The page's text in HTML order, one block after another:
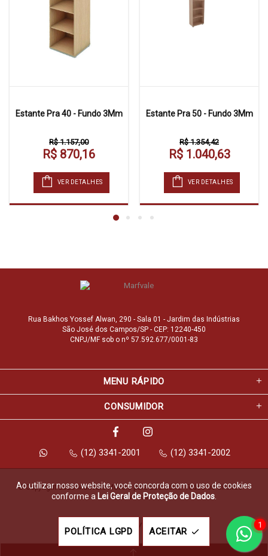
Estante Pra 40 - Fundo 3Mm
R$ 1.157,00
R$ 870,16
VER DETALHES
Estante Pra 50 - Fundo 3Mm
R$ 1.354,42
R$ 1.040,63
VER DETALHES
Rua Bakhos Yossef Alwan, 290 - Sala 01 - Jardim das Indústrias
São José dos Campos/SP - CEP: 12240-450
CNPJ/MF sob o nº 57.592.677/0001-83
MENU RÁPIDO
CONSUMIDOR
(12) 3341-2001 (12) 3341-2002
© Copyright 2026 Marfvale Móveis para Escritório. Todos os direitos
reservados.
Feito com
Ao utilizar nosso website, você concorda com o uso de cookies
conforme a Lei Geral de Proteção de Dados
POLÍTICA LGPD ACEITAR
1